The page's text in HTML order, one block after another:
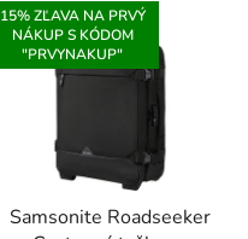
15% ZĽAVA NA PRVÝ
NÁKUP S KÓDOM
"PRVYNAKUP"
Samsonite Roadseeker